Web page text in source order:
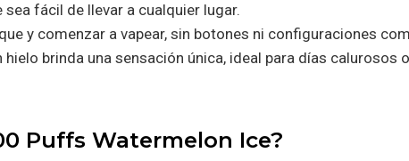
fácil de llevar a cualquier lugar.
y comenzar a vapear, sin botones ni configuraciones
hielo brinda una sensación única, ideal para días
Puffs Watermelon Ice?